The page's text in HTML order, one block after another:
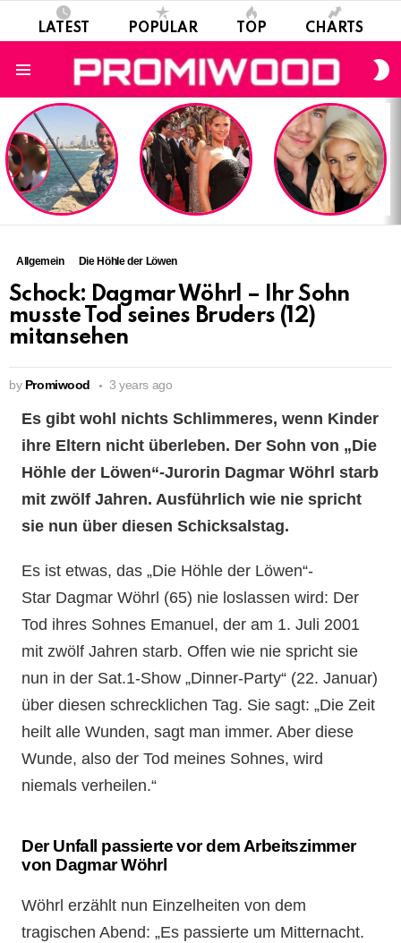
LATEST POPULAR TOP CHARTS
LATEST
STORIES
Allgemein Die Höhle der Löwen
Schock: Dagmar Wöhrl – Ihr Sohn
musste Tod seines Bruders (12)
mitansehen
by Promiwood 3 years ago
Es gibt wohl nichts Schlimmeres, wenn Kinder
ihre Eltern nicht überleben. Der Sohn von „Die
Höhle der Löwen“-Jurorin Dagmar Wöhrl starb
mit zwölf Jahren. Ausführlich wie nie spricht
sie nun über diesen Schicksalstag.
Es ist etwas, das „Die Höhle der Löwen“-
Star Dagmar Wöhrl (65) nie loslassen wird: Der
Tod ihres Sohnes Emanuel, der am 1. Juli 2001
mit zwölf Jahren starb. Offen wie nie spricht sie
nun in der Sat.1-Show „Dinner-Party“ (22. Januar)
über diesen schrecklichen Tag. Sie sagt: „Die Zeit
heilt alle Wunden, sagt man immer. Aber diese
Wunde, also der Tod meines Sohnes, wird
niemals verheilen.“
Der Unfall passierte vor dem Arbeitszimmer
von Dagmar Wöhrl
Wöhrl erzählt nun Einzelheiten von dem
tragischen Abend: „Es passierte um Mitternacht.